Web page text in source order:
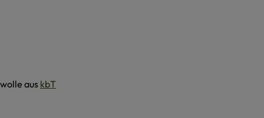
aus kbT